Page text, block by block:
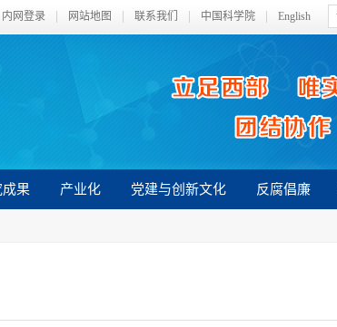
内网登录 网站地图 联系我们 中国科学院 English
果 产业化 党建与创新文化 反腐倡廉